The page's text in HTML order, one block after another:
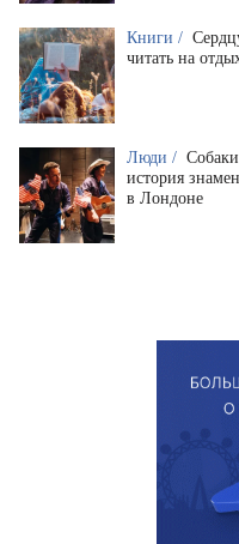
Книги /
читать на
Люди /
история
в Лондоне